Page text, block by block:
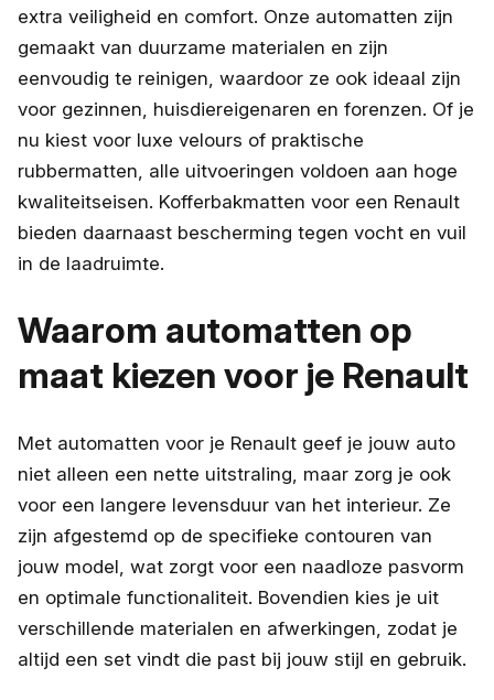
extra veiligheid en comfort. Onze automatten zijn
gemaakt van duurzame materialen en zijn
eenvoudig te reinigen, waardoor ze ook ideaal zijn
voor gezinnen, huisdiereigenaren en forenzen. Of je
nu kiest voor luxe velours of praktische
rubbermatten, alle uitvoeringen voldoen aan hoge
kwaliteitseisen. Kofferbakmatten voor een Renault
bieden daarnaast bescherming tegen vocht en vuil
in de laadruimte.
Waarom automatten op
maat kiezen voor je Renault
Met automatten voor je Renault geef je jouw auto
niet alleen een nette uitstraling, maar zorg je ook
voor een langere levensduur van het interieur. Ze
zijn afgestemd op de specifieke contouren van
jouw model, wat zorgt voor een naadloze pasvorm
en optimale functionaliteit. Bovendien kies je uit
verschillende materialen en afwerkingen, zodat je
altijd een set vindt die past bij jouw stijl en gebruik.